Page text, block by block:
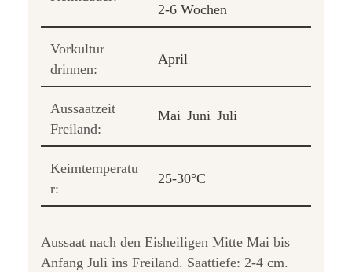
2-6 Wochen
Vorkultur
drinnen:
April
Aussaatzeit
Freiland:
Mai Juni Juli
Keimtemperatu
r:
25-30°C
Aussaat nach den Eisheiligen Mitte Mai bis
Anfang Juli ins Freiland. Saattiefe: 2-4 cm.